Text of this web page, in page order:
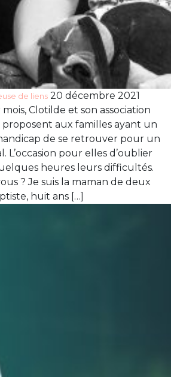
de liens 20 décembre 2021
mois, Clotilde et son association
proposent aux familles ayant un
de se retrouver pour un
L’occasion pour elles d’oublier
heures leurs difficultés.
? Je suis la maman de deux
huit ans […]